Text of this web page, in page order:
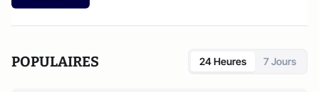
POPULAIRES 24 Heures 7 Jours